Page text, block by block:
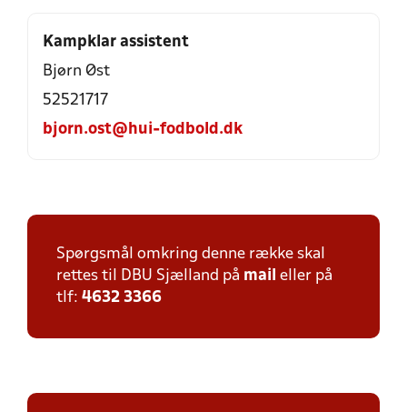
Kampklar assistent
Bjørn Øst
52521717
bjorn.ost@hui-fodbold.dk
Spørgsmål omkring denne række skal
rettes til DBU Sjælland på mail eller på
tlf: 4632 3366